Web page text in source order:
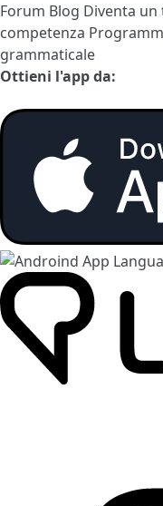
Forum Blog Diventa
competenza
grammaticale
Ottieni l'app da: